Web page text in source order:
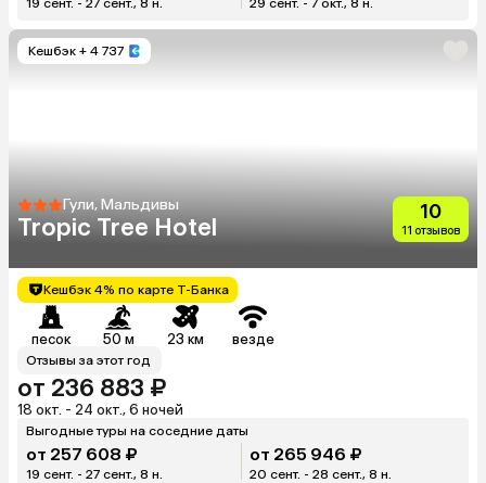
19 сент. - 27 сент., 8 н. 29 сент. - 7 окт., 8 н.
Кешбэк + 4 737
Гули, Мальдивы
Tropic Tree Hotel
10
11 отзывов
Кешбэк 4% по карте Т-Банка
песок 50 м 23 км везде
Отзывы за этот год
от 236 883 ₽
18 окт. - 24 окт., 6 ночей
Выгодные туры на соседние даты
от 257 608 ₽
19 сент. - 27 сент., 8 н.
от 265 946 ₽
20 сент. - 28 сент., 8 н.